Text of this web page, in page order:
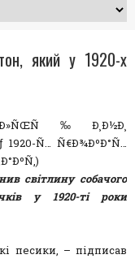
який у 1920-х
світлину собачого
у 1920-ті роки
песики, – підписав